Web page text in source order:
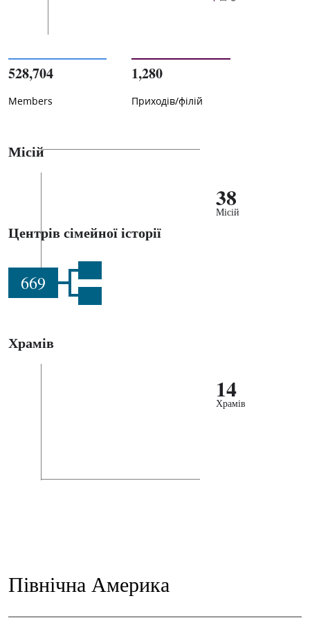
528,704
Members
1,280
Приходів/філій
Місій
38
Місій
Центрів сімейної історії
669
Храмів
14
Храмів
Північна Америка